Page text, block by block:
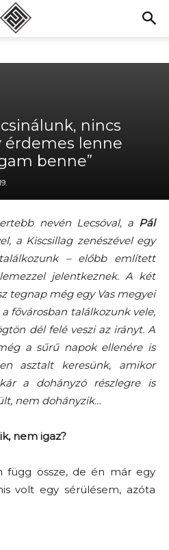
nincs
érdemes lenne
benne”
nevén Lecsóval, a Pál
a Kiscsillag zenészével egy
– előbb említett
jelentkeznek. A két
tegnap még egy Vas megyei
fővárosban találkozunk vele,
dél felé veszi az irányt. A
a sűrű napok ellenére is
asztalt keresünk, amikor
a dohányzó részlegre is
nem dohányzik…
nem igaz?
függ össze, de én már egy
volt egy sérülésem, azóta